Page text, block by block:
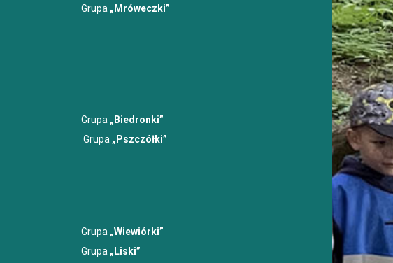
Nasze Przedszkole
Grupa „Mróweczki”
Grupa „Biedronki”
Grupa „Pszczółki”
Grupa „Wiewiórki”
Grupa „Liski”